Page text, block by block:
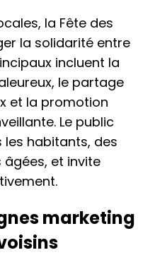
la Fête des
la solidarité entre
incluent la
le partage
et la promotion
Le public
habitants, des
et invite
marketing